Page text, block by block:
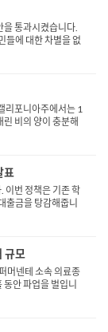
을 통과시켰습니다.
들에 대한 차별을 없
는 가구는 7%로 전
리포니아주에서는 1
비의 양이 충분해
니아의 올해 강우량
표
이번 정책은 기존 학
출금을 탕감해줍니
로, 360만명의 졸업
규모
머넨테 소속 의료종
안 파업을 벌입니
기술진 등과 병원